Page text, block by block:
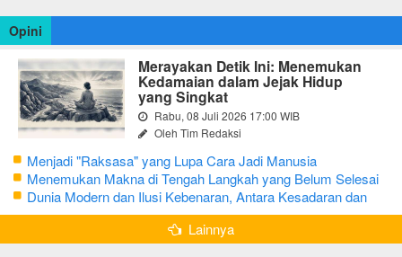
Opini
Merayakan Detik Ini: Menemukan
Kedamaian dalam Jejak Hidup
yang Singkat
Rabu, 08 Juli 2026 17:00 WIB
Oleh Tim Redaksi
Menjadi "Raksasa" yang Lupa Cara Jadi Manusia
Menemukan Makna di Tengah Langkah yang Belum Selesai
Dunia Modern dan Ilusi Kebenaran, Antara Kesadaran dan
terjebak Tipu Daya
Lainnya